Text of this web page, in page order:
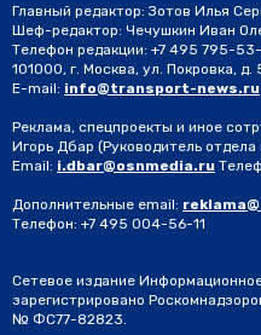
Главный редактор: Зотов Илья
Шеф-редактор: Чечушкин Иван
Телефон редакции: +7 495 795-
101000, г. Москва, ул. Покровка, д.
E-mail: info@transport-news.ru
Реклама, спецпроекты и иное
Игорь Дбар (Руководитель отдела
Email: i.dbar@osnmedia.ru
Дополнительные email:
Телефон: +7 495 004-56-11
Сетевое издание
зарегистрировано
№ ФС77-82823.